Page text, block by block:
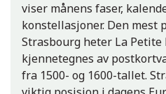
Düsseldorf
viser månens faser,
konstellasjoner. Den mest
Strasbourg heter La Petite
kjennetegnes av
fra 1500- og 1600-tallet.